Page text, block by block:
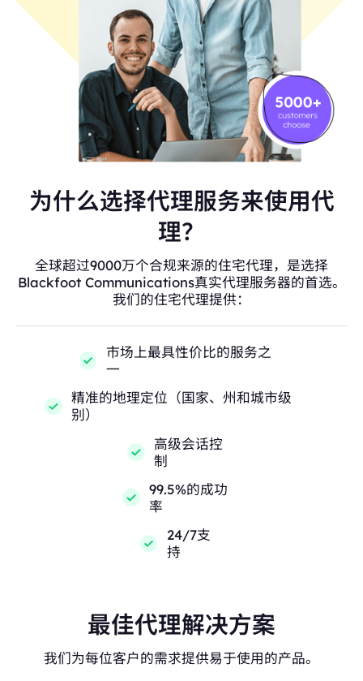
为什么选择代理服务来使用代
理？
全球超过9000万个合规来源的住宅代理，是选择
Blackfoot Communications真实代理服务器的首选。
我们的住宅代理提供：
市场上最具性价比的服务之
一
精准的地理定位（国家、州和城市级
别）
高级会话控
制
99.5%的成功
率
24/7支
持
最佳代理解决方案
我们为每位客户的需求提供易于使用的产品。